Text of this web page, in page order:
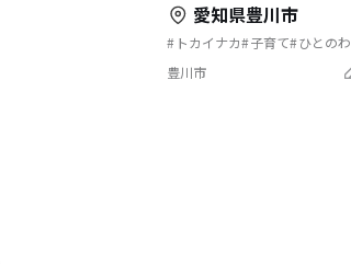
愛知県豊川市
トカイナカ 子育て ひとのわ
田舎で暮らす 創業
豊川市